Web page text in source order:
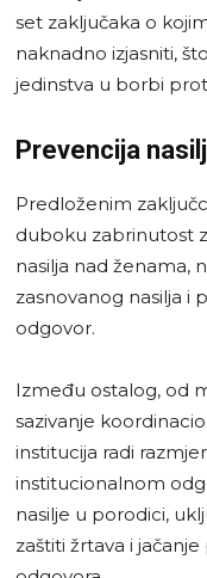
set zaključaka o
naknadno izjasniti,
jedinstva u borbi
Prevencija
Predloženim
duboku zabrinutost
nasilja nad ženama,
zasnovanog nasilja i
odgovor.
Između ostalog, od
sazivanje
institucija radi
institucionalnom
nasilje u porodici,
zaštiti žrtava i